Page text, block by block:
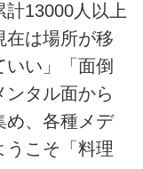
計13000人以上
在は場所が移
い」「面倒
タル面から
め、各種メデ
うこそ「料理